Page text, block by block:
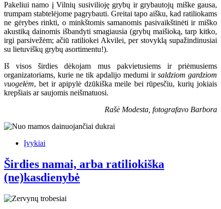
Pakeliui namo į Vilnių susivilioję grybų ir grybautojų miške gausa,
trumpam stabtelėjome pagrybauti. Greitai tapo aišku, kad ratiliokams
ne gėrybes rinkti, o minkštomis samanomis pasivaikštinėti ir miško
akustiką dainomis išbandyti smagiausia (grybų maišioką, tarp kitko,
irgi parsivežėm; ačiū ratiliokei Akvilei, per stovyklą supažindinusiai
su lietuviškų grybų asortimentu!).
Iš visos širdies dėkojam mus pakvietusiems ir priėmusiems
organizatoriams, kurie ne tik apdalijo medumi ir saldziom gardziom
vuogełėm, bet ir apipylė dzūkiška meile bei rūpesčiu, kurių jokiais
krepšiais ar saujomis neišmatuosi.
Rašė Modesta, fotografavo Barbora
Įvykiai
Širdies namai, arba ratiliokiška
(ne)kasdienybė